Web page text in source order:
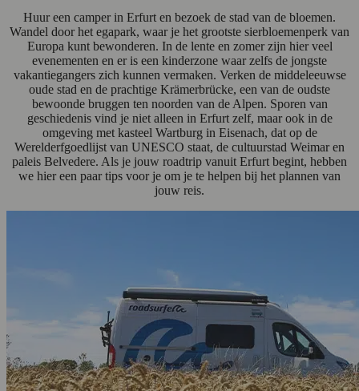
Huur een camper in Erfurt en bezoek de stad van de bloemen.
Wandel door het egapark, waar je het grootste sierbloemenperk van
Europa kunt bewonderen. In de lente en zomer zijn hier veel
evenementen en er is een kinderzone waar zelfs de jongste
vakantiegangers zich kunnen vermaken. Verken de middeleeuwse
oude stad en de prachtige Krämerbrücke, een van de oudste
bewoonde bruggen ten noorden van de Alpen. Sporen van
geschiedenis vind je niet alleen in Erfurt zelf, maar ook in de
omgeving met kasteel Wartburg in Eisenach, dat op de
Werelderfgoedlijst van UNESCO staat, de cultuurstad Weimar en
paleis Belvedere. Als je jouw roadtrip vanuit Erfurt begint, hebben
we hier een paar tips voor je om je te helpen bij het plannen van
jouw reis.